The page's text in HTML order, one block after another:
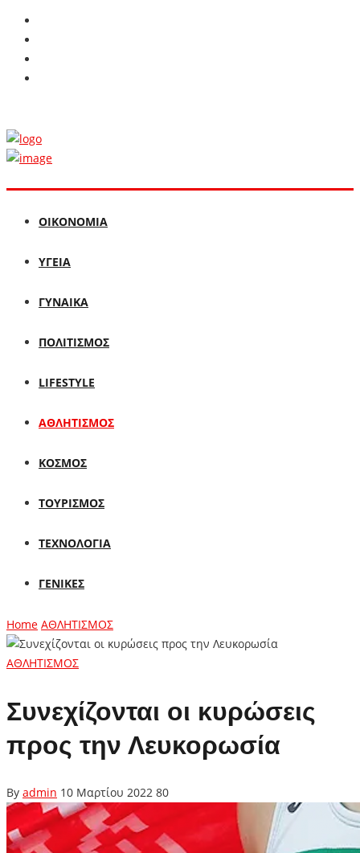
ΟΙΚΟΝΟΜΙΑ
ΥΓΕΙΑ
ΓΥΝΑΙΚΑ
ΠΟΛΙΤΙΣΜΟΣ
LIFESTYLE
ΑΘΛΗΤΙΣΜΟΣ
ΚΟΣΜΟΣ
ΤΟΥΡΙΣΜΟΣ
ΤΕΧΝΟΛΟΓΙΑ
ΓΕΝΙΚΕΣ
Home ΑΘΛΗΤΙΣΜΟΣ
ΑΘΛΗΤΙΣΜΟΣ
Συνεχίζονται οι κυρώσεις
προς την Λευκορωσία
By admin 10 Μαρτίου 2022 80